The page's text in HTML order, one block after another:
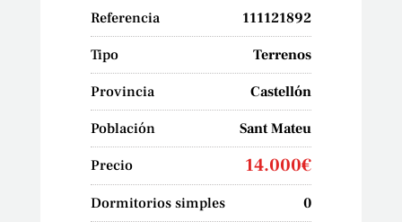
Referencia 111121892
Tipo Terrenos
Provincia Castellón
Población Sant Mateu
Precio 14.000€
Dormitorios simples 0